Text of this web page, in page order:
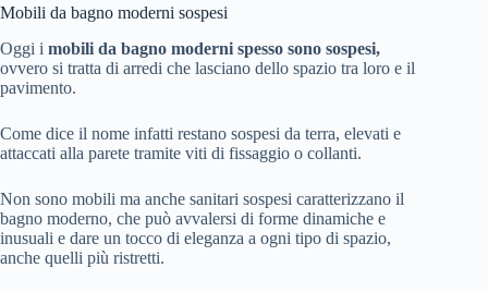
Mobili da bagno moderni sospesi
Oggi i mobili da bagno moderni spesso sono sospesi,
ovvero si tratta di arredi che lasciano dello spazio tra loro e il
pavimento.
Come dice il nome infatti restano sospesi da terra, elevati e
attaccati alla parete tramite viti di fissaggio o collanti.
Non sono mobili ma anche sanitari sospesi caratterizzano il
bagno moderno, che può avvalersi di forme dinamiche e
inusuali e dare un tocco di eleganza a ogni tipo di spazio,
anche quelli più ristretti.